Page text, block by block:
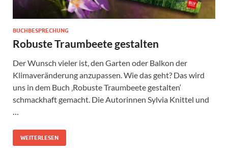
BUCHBESPRECHUNG
Robuste Traumbeete gestalten
Der Wunsch vieler ist, den Garten oder Balkon der
Klimaveränderung anzupassen. Wie das geht? Das wird
uns in dem Buch ‚Robuste Traumbeete gestalten‘
schmackhaft gemacht. Die Autorinnen Sylvia Knittel und
WEITERLESEN